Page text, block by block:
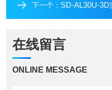
下一个： SD-AL30U-
在线留言
ONLINE MESSAGE